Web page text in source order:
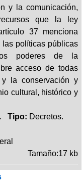
y la comunicación,
que la ley
37 menciona
políticas públicas
poderes de la
acceso de todas
la conservación y
cultural, histórico y
Tipo: Decretos.
Tamaño:17 kb